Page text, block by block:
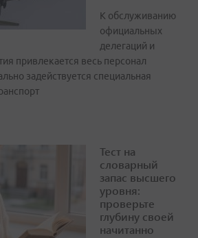
К обслуживанию
официальных
делегаций и
привлекается весь персонал
задействуется специальная
Тест на
словарный
запас высшего
уровня:
проверьте
глубину своей
начитанно